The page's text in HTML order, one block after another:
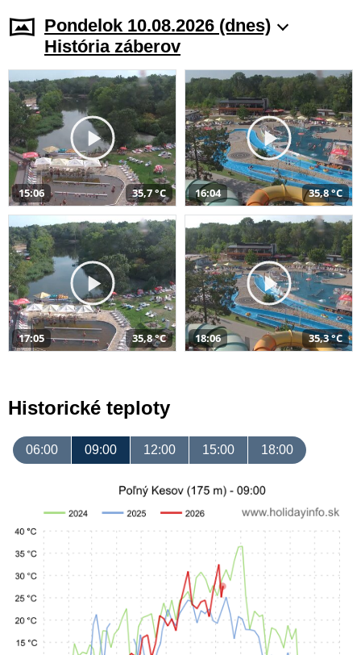
Pondelok 10.08.2026 (dnes)
História záberov
15:06 35,7 °C 16:04 35,8 °C
17:05 35,8 °C 18:06 35,3 °C
Historické teploty
06:00 09:00 12:00 15:00 18:00